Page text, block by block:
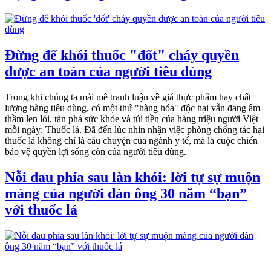
Đừng để khói thuốc "đốt" cháy quyền
được an toàn của người tiêu dùng
Trong khi chúng ta mải mê tranh luận về giá thực phẩm hay chất
lượng hàng tiêu dùng, có một thứ "hàng hóa" độc hại vẫn đang âm
thầm len lỏi, tàn phá sức khỏe và túi tiền của hàng triệu người Việt
mỗi ngày: Thuốc lá. Đã đến lúc nhìn nhận việc phòng chống tác hại
thuốc lá không chỉ là câu chuyện của ngành y tế, mà là cuộc chiến
bảo vệ quyền lợi sống còn của người tiêu dùng.
Nỗi đau phía sau làn khói: lời tự sự muộn
màng của người đàn ông 30 năm “bạn”
với thuốc lá